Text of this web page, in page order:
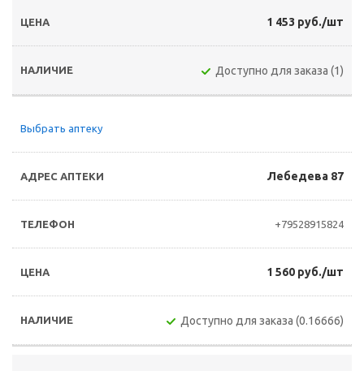
1 453 руб./шт
Доступно для заказа (1)
Выбрать аптеку
Лебедева 87
+79528915824
1 560 руб./шт
Доступно для заказа (0.16666)